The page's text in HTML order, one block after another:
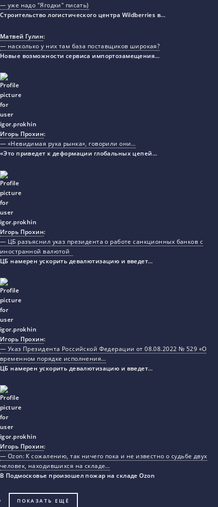
— уже надо "Ягодки" писать)
Строительство логистического центра Wildberries в…
Матвей Гулин:
— насколько у них там база поставщиков широкая?
Новые возможности сервиса импортозамещения…
Игорь Прохин:
— «Невидимая рука рынка», говорили они…
«Это приведет к деформации глобальных цепей…
Игорь Прохин:
— ЦБ разъяснил указ президента о работе санкционных банков с
иностранной валютой
ЦБ намерен ускорить девалютизацию и введет…
Игорь Прохин:
— Указ Президента Российской Федерации от 08.08.2022 № 529 «О
временном порядке исполнения…
ЦБ намерен ускорить девалютизацию и введет…
Игорь Прохин:
— Ozon: К сожалению, так ничего пока и не известно о судьбе двух
человек, находившихся на складе…
В Подмосковье произошел пожар на складе Ozon
ПОКАЗАТЬ ЕЩЁ